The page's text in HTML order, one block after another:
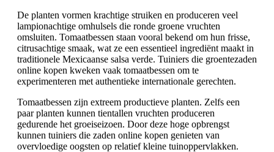
De planten vormen krachtige struiken en produceren veel
lampionachtige omhulsels die ronde groene vruchten
omsluiten. Tomaatbessen staan vooral bekend om hun frisse,
citrusachtige smaak, wat ze een essentieel ingrediënt maakt in
traditionele Mexicaanse salsa verde. Tuiniers die groentezaden
online kopen kweken vaak tomaatbessen om te
experimenteren met authentieke internationale gerechten.
Tomaatbessen zijn extreem productieve planten. Zelfs een
paar planten kunnen tientallen vruchten produceren
gedurende het groeiseizoen. Door deze hoge opbrengst
kunnen tuiniers die zaden online kopen genieten van
overvloedige oogsten op relatief kleine tuinoppervlakken.